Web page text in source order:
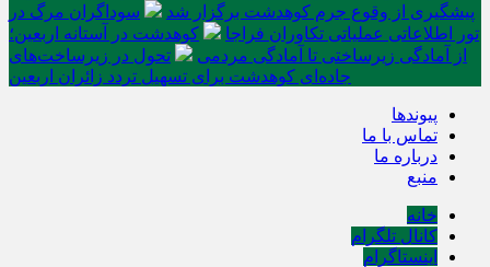
پیشگیری از وقوع جرم کوهدشت برگزار شد
سوداگران مرگ در
تور اطلاعاتی عملیاتی تکاوران فراجا
کوهدشت در آستانه اربعین؛
از آمادگی زیرساختی تا آمادگی مردمی
تحول در زیرساخت‌های
جاده‌ای کوهدشت برای تسهیل تردد زائران اربعین
پیوندها
تماس با ما
درباره ما
منبع
خانه
کانال تلگرام
اینستاگرام